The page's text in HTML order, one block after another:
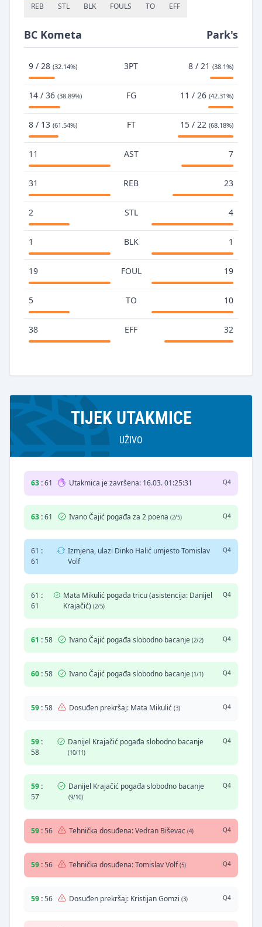
REB STL BLK FOULS TO EFF
BC Kometa Park's
9 / 28 (32.14%) 3PT 8 / 21 (38.1%)
14 / 36 (38.89%) FG 11 / 26 (42.31%)
8 / 13 (61.54%) FT 15 / 22 (68.18%)
11 AST 7
31 REB 23
2 STL 4
1 BLK 1
19 FOUL 19
5 TO 10
38 EFF 32
TIJEK UTAKMICE
UŽIVO
63:61 Utakmica je završena: 16.03. 01:25:31 Q4
63:61 Ivano Čajić pogađa za 2 poena (2/5) Q4
61 :
61
Izmjena, ulazi Dinko Halić umjesto Tomislav
Volf
Q4
61 :
61
Mata Mikulić pogađa tricu (asistencija: Danijel
Krajačić) (2/5)
Q4
61 :58 Ivano Čajić pogađa slobodno bacanje (2/2) Q4
60:58 Ivano Čajić pogađa slobodno bacanje (1/1) Q4
59:58 Dosuđen prekršaj: Mata Mikulić (3) Q4
59:
58
Danijel Krajačić pogađa slobodno bacanje
(10/11)
Q4
59:
57
Danijel Krajačić pogađa slobodno bacanje
(9/10)
Q4
59:56 Tehnička dosuđena: Vedran Biševac (4) Q4
59:56 Tehnička dosuđena: Tomislav Volf(5) Q4
59:56 Dosuđen prekršaj: Kristijan Gomzi (3) Q4